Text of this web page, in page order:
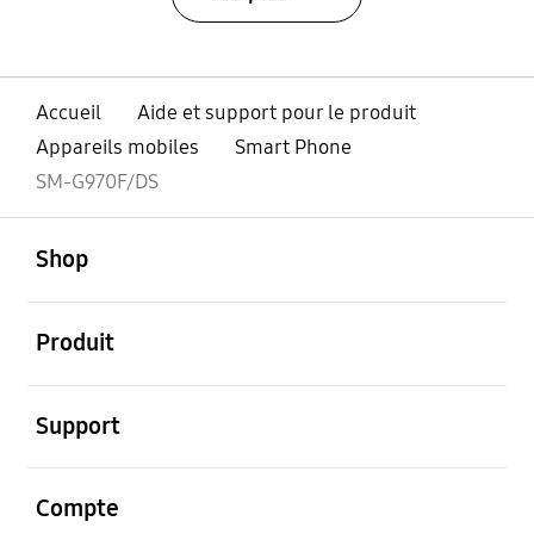
Accueil
Aide et support pour le produit
Appareils mobiles
Smart Phone
SM-G970F/DS
Shop
Produit
Support
Compte